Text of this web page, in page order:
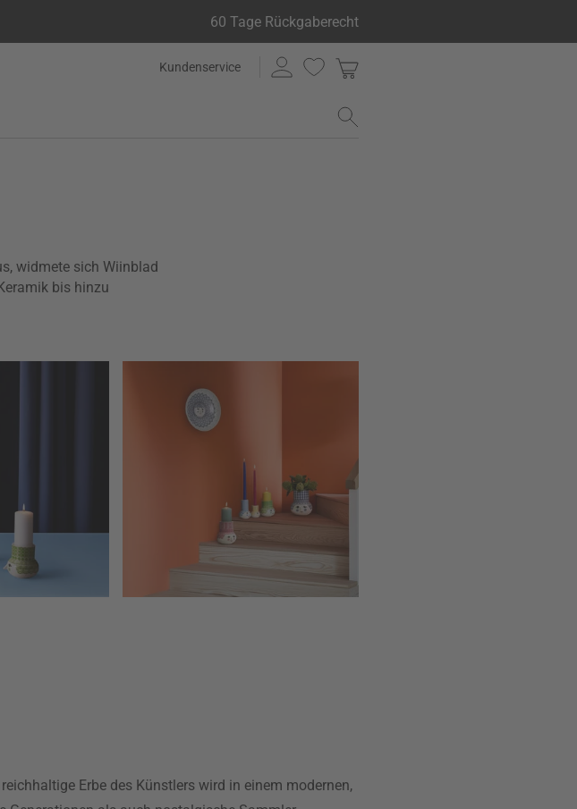
60 Tage Rückgaberecht
Kundenservice
widmete sich Wiinblad
bis hinzu
Erbe des Künstlers wird in einem modernen,